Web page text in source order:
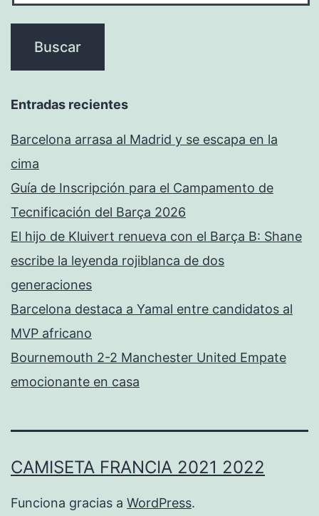
Entradas recientes
Barcelona arrasa al Madrid y se escapa en la
cima
Guía de Inscripción para el Campamento de
Tecnificación del Barça 2026
El hijo de Kluivert renueva con el Barça B: Shane
escribe la leyenda rojiblanca de dos
generaciones
Barcelona destaca a Yamal entre candidatos al
MVP africano
Bournemouth 2-2 Manchester United Empate
emocionante en casa
CAMISETA FRANCIA 2021 2022
Funciona gracias a WordPress.